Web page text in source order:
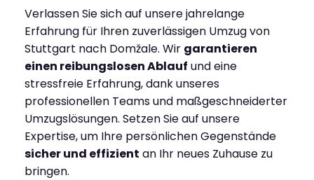
Verlassen Sie sich auf unsere jahrelange
Erfahrung für Ihren zuverlässigen Umzug von
Stuttgart nach Domžale. Wir garantieren
einen reibungslosen Ablauf und eine
stressfreie Erfahrung, dank unseres
professionellen Teams und maßgeschneiderter
Umzugslösungen. Setzen Sie auf unsere
Expertise, um Ihre persönlichen Gegenstände
sicher und effizient an Ihr neues Zuhause zu
bringen.